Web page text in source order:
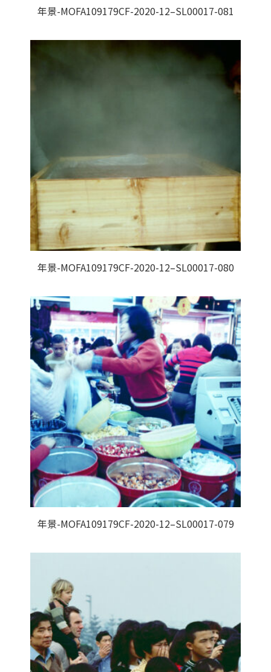
年景-MOFA109179CF-2020-12–SL00017-081
年景-MOFA109179CF-2020-12–SL00017-080
年景-MOFA109179CF-2020-12–SL00017-079